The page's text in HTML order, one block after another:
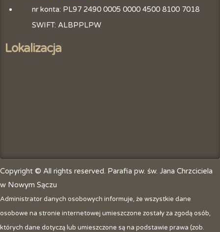
nr konta: PL97 2490 0005 0000 4500 8100 7018
SWIFT: ALBPPLPW
Lokalizacja
Copyright © All rights reserved. Parafia pw. św. Jana Chrzciciela
w Nowym Sączu
Administrator danych osobowych informuje, że wszystkie dane
osobowe na stronie internetowej umieszczone zostały za zgodą osób,
których dane dotyczą lub umieszczone są na podstawie prawa (zob.